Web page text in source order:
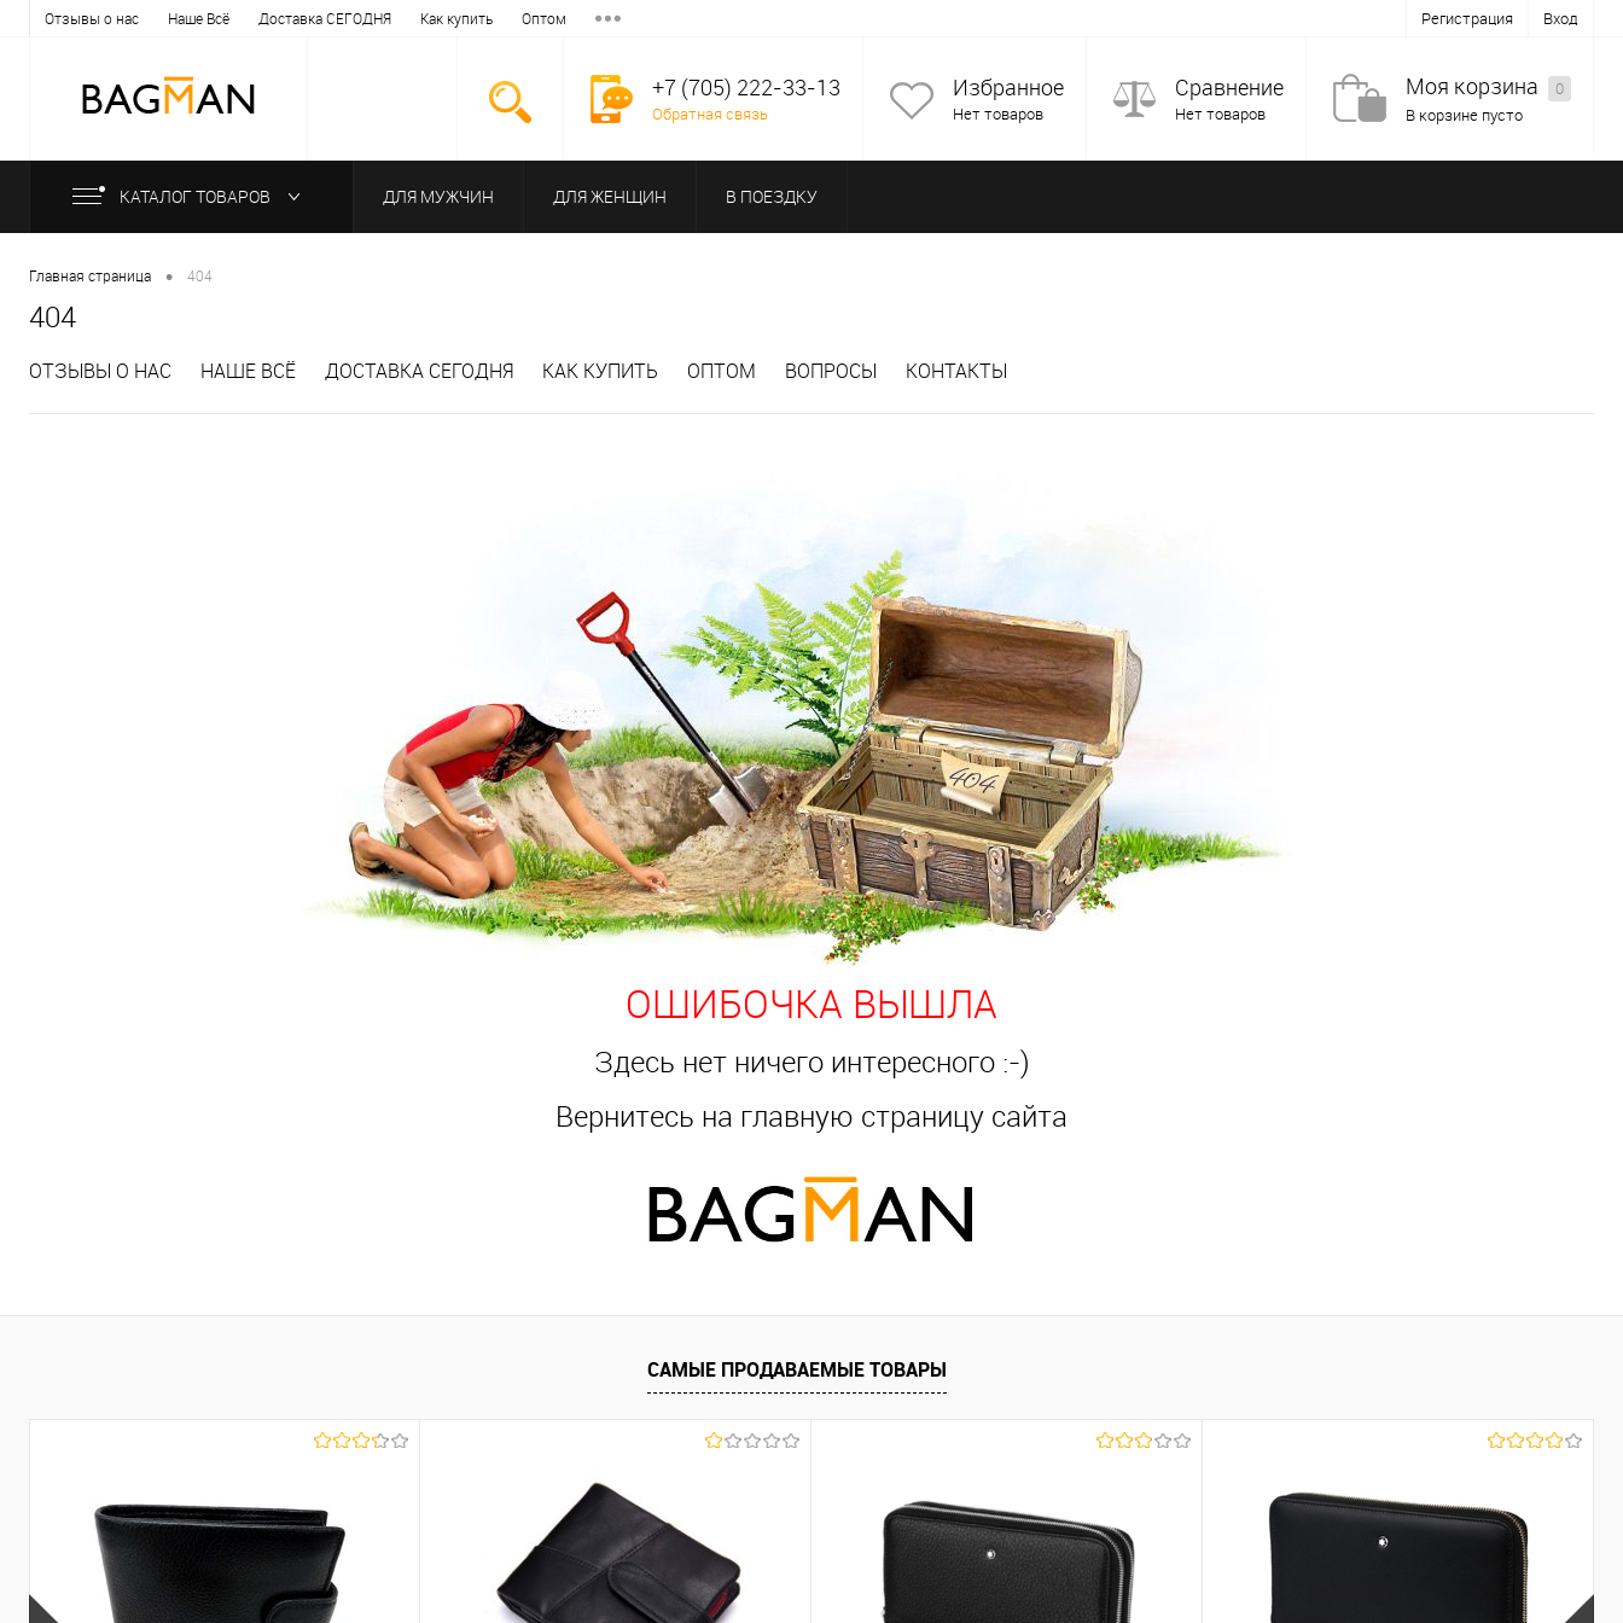
Отзывы о нас Наше Всё Доставка СЕГОДНЯ Как купить Оптом Регистрация Вход
+7 (705) 222-33-13
Обратная связь
Избранное
Нет товаров
Сравнение
Нет товаров
Моя корзина
0
В корзине пусто
КАТАЛОГ ТОВАРОВ ДЛЯ МУЖЧИН ДЛЯ ЖЕНЩИН В ПОЕЗДКУ
Главная страница • 404
404
ОТЗЫВЫ О НАС НАШЕ ВСЁ ДОСТАВКА СЕГОДНЯ КАК КУПИТЬ ОПТОМ ВОПРОСЫ КОНТАКТЫ
ОШИБОЧКА ВЫШЛА
Здесь нет ничего интересного :-)
Вернитесь на главную страницу сайта
САМЫЕ ПРОДАВАЕМЫЕ ТОВАРЫ